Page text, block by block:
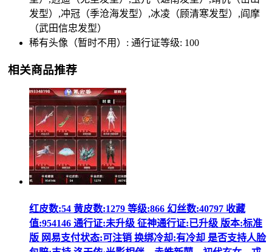
发型）,冲冠（季沧海发型）,冰凌（顾清寒发型）,阎摩
（武田信忠发型）
稀有头像（暂时不用）: 通行证等级: 100
相关商品推荐
红皮数:54 黄皮数:1279 等级:866 幻丝数:40797 收藏
值:954146 通行证:未升级 征神通行证:已升级 版本:标准
版 网易支付状态:可注销 换绑冷却:有冷却 是否支持人脸